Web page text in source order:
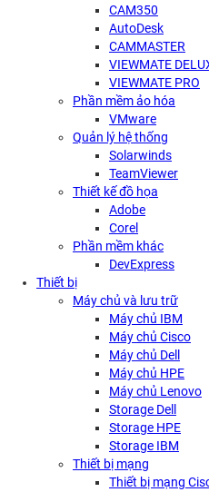
CAM350
AutoDesk
CAMMASTER
VIEWMATE
VIEWMATE PRO
Phần mềm ảo hóa
VMware
Quản lý hệ thống
Solarwinds
TeamViewer
Thiết kế đồ họa
Adobe
Corel
Phần mềm khác
DevExpress
Thiết bị
Máy chủ và lưu trữ
Máy chủ IBM
Máy chủ Cisco
Máy chủ Dell
Máy chủ HPE
Máy chủ Lenovo
Storage Dell
Storage HPE
Storage IBM
Thiết bị mạng
Thiết bị mạng